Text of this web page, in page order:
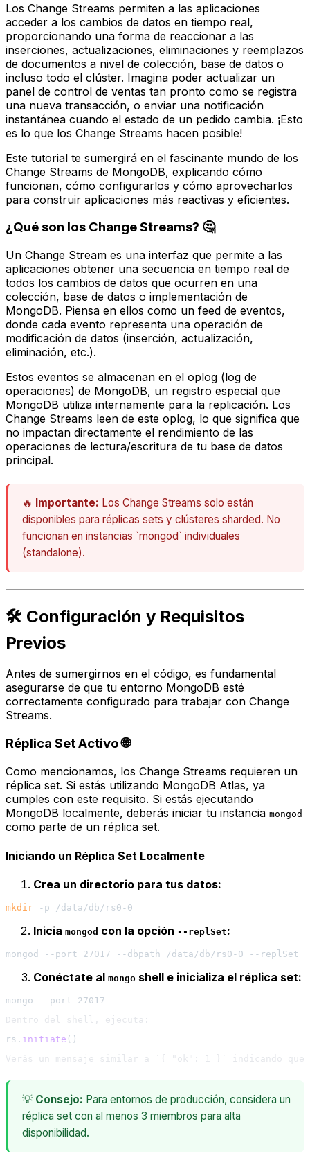
Los Change Streams permiten a las aplicaciones
acceder a los cambios de datos en tiempo real,
proporcionando una forma de reaccionar a las
inserciones, actualizaciones, eliminaciones y reemplazos
de documentos a nivel de colección, base de datos o
incluso todo el clúster. Imagina poder actualizar un
panel de control de ventas tan pronto como se registra
una nueva transacción, o enviar una notificación
instantánea cuando el estado de un pedido cambia. ¡Esto
es lo que los Change Streams hacen posible!
Este tutorial te sumergirá en el fascinante mundo de los
Change Streams de MongoDB, explicando cómo
funcionan, cómo configurarlos y cómo aprovecharlos
para construir aplicaciones más reactivas y eficientes.
¿Qué son los Change Streams? 🤔
Un Change Stream es una interfaz que permite a las
aplicaciones obtener una secuencia en tiempo real de
todos los cambios de datos que ocurren en una
colección, base de datos o implementación de
MongoDB. Piensa en ellos como un feed de eventos,
donde cada evento representa una operación de
modificación de datos (inserción, actualización,
eliminación, etc.).
Estos eventos se almacenan en el oplog (log de
operaciones) de MongoDB, un registro especial que
MongoDB utiliza internamente para la replicación. Los
Change Streams leen de este oplog, lo que significa que
no impactan directamente el rendimiento de las
operaciones de lectura/escritura de tu base de datos
principal.
🔥 Importante: Los Change Streams solo están
disponibles para réplicas sets y clústeres sharded. No
funcionan en instancias `mongod` individuales
(standalone).
🛠️ Configuración y Requisitos
Previos
Antes de sumergirnos en el código, es fundamental
asegurarse de que tu entorno MongoDB esté
correctamente configurado para trabajar con Change
Streams.
Réplica Set Activo 🌐
Como mencionamos, los Change Streams requieren un
réplica set. Si estás utilizando MongoDB Atlas, ya
cumples con este requisito. Si estás ejecutando
MongoDB localmente, deberás iniciar tu instancia mongod
como parte de un réplica set.
Iniciando un Réplica Set Localmente
Crea un directorio para tus datos:
mkdir
Inicia mongod con la opción --replSet:
Conéctate al mongo shell e inicializa el réplica set:
rs. initiate
💡 Consejo: Para entornos de producción, considera un
réplica set con al menos 3 miembros para alta
disponibilidad.